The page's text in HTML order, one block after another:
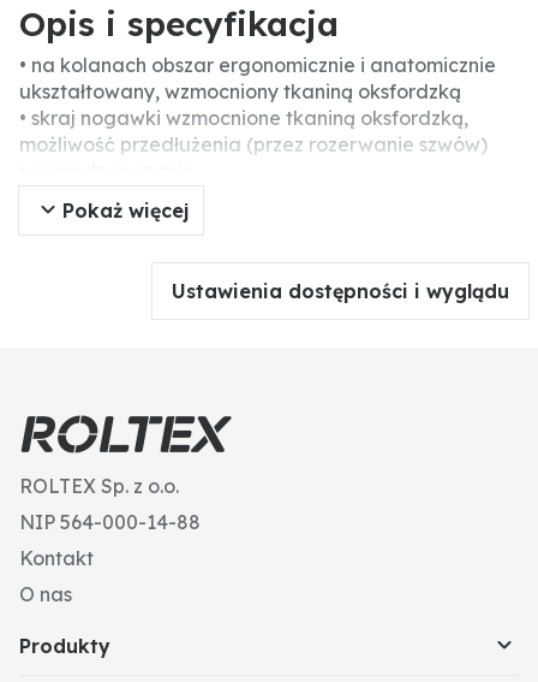
Opis i specyfikacja
• na kolanach obszar ergonomicznie i anatomicznie
ukształtowany, wzmocniony tkaniną oksfordzką
• skraj nogawki wzmocnione tkaniną oksfordzką,
możliwość przedłużenia (przez rozerwanie szwów)
• potrójne szwy
• z paskiem nylonowym z metalową sprzączką
• 2 kieszenie tylne z patką, wzmocnione tkaniną
• 1 kieszeń na calówkę z prawej strony, z kieszonką na
długopis, wzmocnione tkaniną oksfordzką
• 1 pętla na narzędzia z tkaniny oksfordzkiej
Pokaż więcej
Ustawienia dostępności i wyglądu
ROLTEX Sp. z o.o.
NIP 564-000-14-88
Kontakt
O nas
Produkty